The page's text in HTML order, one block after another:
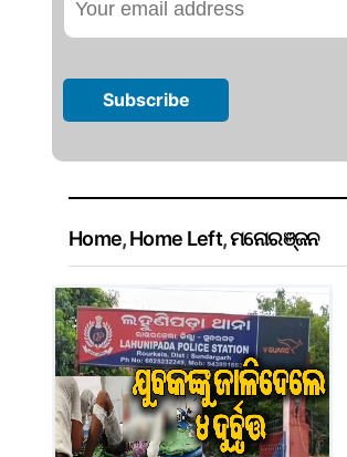
Home,Home Left,ମନୋରଞ୍ଜନ